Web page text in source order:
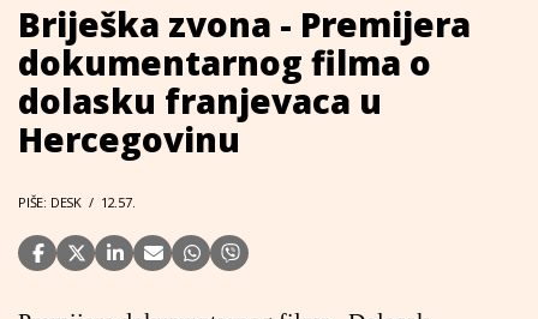
Briješka zvona - Premijera
dokumentarnog filma o
dolasku franjevaca u
Hercegovinu
PIŠE: DESK / 12.57.